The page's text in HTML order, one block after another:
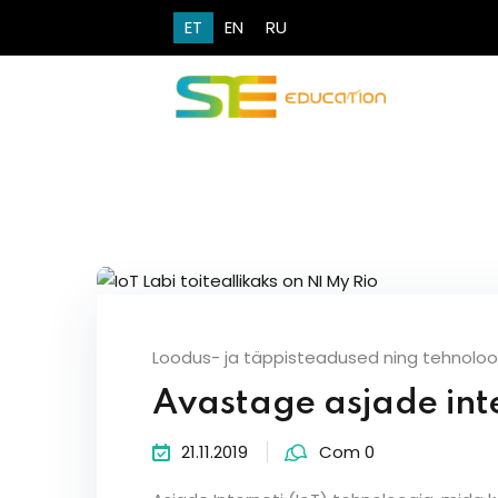
ET EN RU
Loodus- ja täppisteadused ning
Avastage asjade
21.11.2019 Com 0